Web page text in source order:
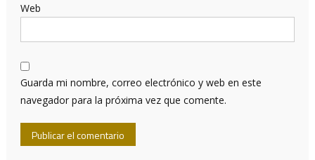
Web
Guarda mi nombre, correo electrónico y web en este
navegador para la próxima vez que comente.